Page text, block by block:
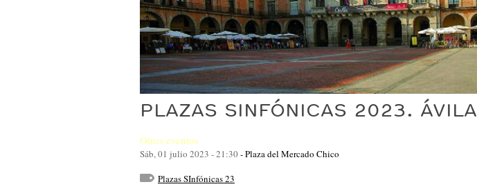
PLAZAS SINFÓNICAS 2023. ÁVILA
Otros eventos
Sáb, 01 julio 2023 - 21:30-Plaza del Mercado Chico
Plazas SInfónicas 23